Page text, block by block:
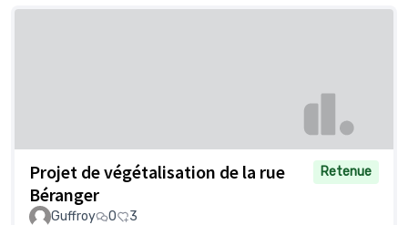
Projet de végétalisation de la rue
Béranger
Retenue
Guffroy 0 3